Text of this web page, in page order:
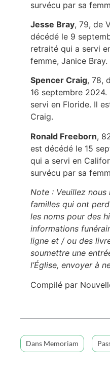
survécu par sa
Jesse Bray, 79, de
décédé le 9
retraité qui a servi
femme, Janice Bray.
Spencer Craig, 78,
16 septembre
servi en Floride. Il
Craig.
Ronald Freeborn,
est décédé le 15
qui a servi en
survécu par sa
Note : Veuillez
familles qui ont
les noms pour des
informations
ligne et / ou des
soumettre une
l’Église, envoyer à
Compilé par
Dans Memoriam